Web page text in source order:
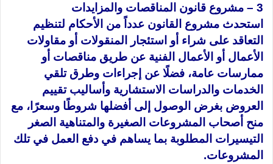
3 – مشروع قانون المناقصات والمزايدات
استحدث مشروع القانون عدداً من الأحكام لتنظيم
التعاقد على شراء أو استئجار المنقولات أو مقاولات
الأعمال أو الأعمال الفنية عن طريق مناقصات أو
ممارسات عامة، فضلًا عن إجراءات وطرق تلقي
الخدمات والدراسات الاستشارية وأساليب تقييم
العروض بغرض الوصول إلى أفضلها شروطًا وسعرًا، مع
منح أصحاب المشروعات الصغيرة والمتناهية الصغر
التيسيرات المطلوبة بما يساهم في دفع العمل في تلك
المشروعات.